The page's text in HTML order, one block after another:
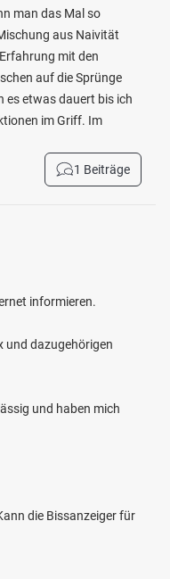
man das Mal so
aus Naivität
mit den
auf die Sprünge
es etwas dauert bis ich
im Griff. Im
1 Beiträge
informieren.
und dazugehörigen
und haben mich
die Bissanzeiger für